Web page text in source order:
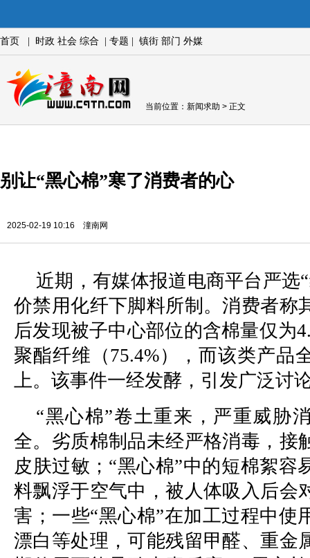
首页 时政 社会 综合 专题 镇街 部门 外媒
当前位置： 新闻求助 > 正文
别让“黑心棉”寒了消费者的心
2025-02-19 10:16 潼南网
近期，有媒体报道电商平台严选
价禁用化纤下脚料所制。消费者称
后发现被子中心部位的含棉量仅为
聚酯纤维（75.4%），而该类产品
上。该事件一经发酵，引发广泛讨
“黑心棉”卷土重来，严重威胁
全。劣质棉制品未经严格消毒，接
皮肤过敏；“黑心棉”中的短棉絮容
料飘浮于空气中，被人体吸入后会
害；一些“黑心棉”在加工过程中使
漂白等处理，可能残留甲醛、重金